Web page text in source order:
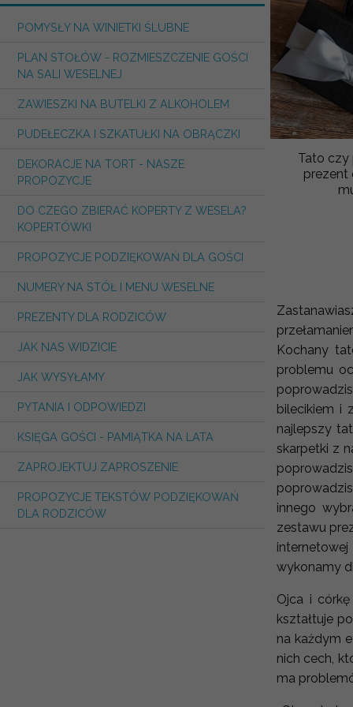
POMYSŁY NA WINIETKI ŚLUBNE
PLAN STOŁÓW - ROZMIESZCZENIE GOŚCI
NA SALI WESELNEJ
ZAWIESZKI NA BUTELKI Z ALKOHOLEM
PUDEŁECZKA I SZKATUŁKI NA OBRĄCZKI
DEKORACJE NA TORT - NASZE
PROPOZYCJE
DO CZEGO ZBIERAĆ KOPERTY Z WESELA?
KOPERTÓWKI
PROPOZYCJE PODZIĘKOWAŃ DLA GOŚCI
NUMERY NA STÓŁ I MENU WESELNE
PREZENTY DLA RODZICÓW
JAK NAS WIDZICIE
JAK WYSYŁAMY
PYTANIA I ODPOWIEDZI
KSIĘGA GOŚCI - PAMIĄTKA NA LATA
ZAPROJEKTUJ ZAPROSZENIE
PROPOZYCJE TEKSTÓW PODZIĘKOWAŃ
DLA RODZICÓW
Tato czy
prezent
Kochany
problemu
bilecikiem i
najlepszy
skarpetki z
innego
zestawu
wykonamy
Ojca i
kształtuje
na każdym
nich cech,
ma